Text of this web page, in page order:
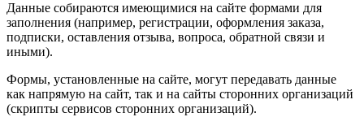
Данные собираются имеющимися на сайте формами для
заполнения (например, регистрации, оформления заказа,
подписки, оставления отзыва, вопроса, обратной связи и
иными).
Формы, установленные на сайте, могут передавать данные
как напрямую на сайт, так и на сайты сторонних организаций
(скрипты сервисов сторонних организаций).